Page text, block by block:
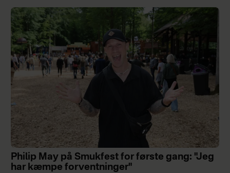
Philip May på Smukfest for første gang: "Jeg
har kæmpe forventninger"